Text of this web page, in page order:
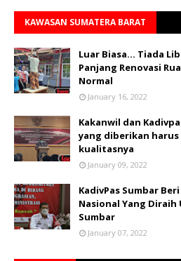
KAWASAN SUMATERA BARAT
Luar Biasa... Tiada
Panjang Renovasi
Normal
January 16, 2022
Kakanwil dan
yang diberikan
kualitasnya
January 09, 2022
KadivPas Sumbar
Nasional Yang Diraih
Sumbar
January 07, 2022